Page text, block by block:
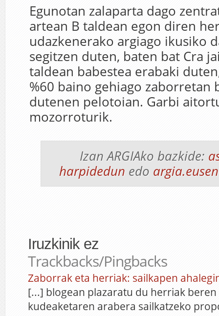
Egunotan zalaparta dago
artean B taldean egon diren
udazkenerako argiago ikusiko
segitzen duten, baten bat Cra
taldean babestea erabaki
%60 baino gehiago zaborretan
dutenen pelotoian. Garbi
mozorroturik.
Izan ARGIAko bazkide:
harpidedun edo
Iruzkinik ez
Trackbacks/Pingbacks
Zaborrak eta herriak: sailkapen
[...] blogean plazaratu du herriak
kudeaketaren arabera sailkatzeko